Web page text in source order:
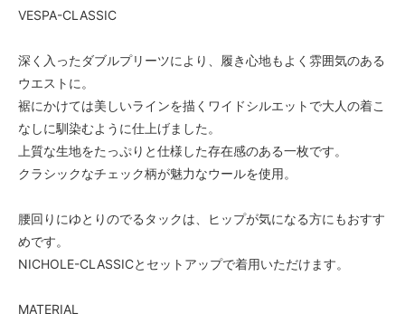
VESPA-CLASSIC
深く入ったダブルプリーツにより、履き心地もよく雰囲気のある
ウエストに。
裾にかけては美しいラインを描くワイドシルエットで大人の着こ
なしに馴染むように仕上げました。
上質な生地をたっぷりと仕様した存在感のある一枚です。
クラシックなチェック柄が魅力なウールを使用。
腰回りにゆとりのでるタックは、ヒップが気になる方にもおすす
めです。
NICHOLE-CLASSICとセットアップで着用いただけます。
MATERIAL